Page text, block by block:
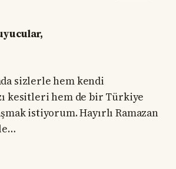
sizlerle hem kendi
kesitleri hem de bir Türkiye
istiyorum. Hayırlı Ramazan